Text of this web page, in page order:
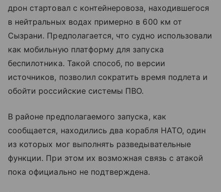
дрон стартовал с контейнеровоза, находившегося
в нейтральных водах примерно в 600 км от
Сызрани. Предполагается, что судно использовали
как мобильную платформу для запуска
беспилотника. Такой способ, по версии
источников, позволил сократить время подлета и
обойти российские системы ПВО.
В районе предполагаемого запуска, как
сообщается, находились два корабля НАТО, один
из которых мог выполнять разведывательные
функции. При этом их возможная связь с атакой
пока официально не подтверждена.